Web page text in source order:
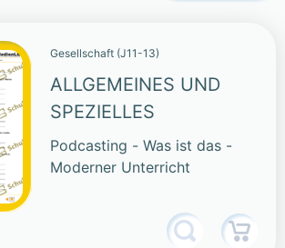
Gesellschaft (J11-13)
ALLGEMEINES UND
SPEZIELLES
Podcasting - Was ist das -
Moderner Unterricht